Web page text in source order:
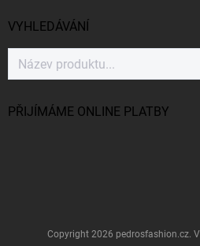
VYHLEDÁVÁNÍ
PŘIJÍMÁME ONLINE PLATBY
Copyright 2026 pedrosfashion.cz.